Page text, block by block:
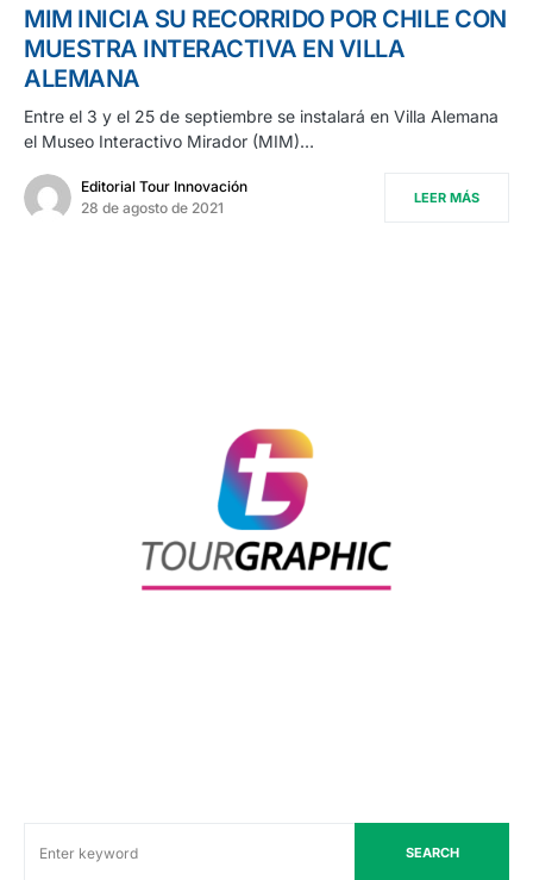
MIM INICIA SU RECORRIDO POR CHILE CON
MUESTRA INTERACTIVA EN VILLA
ALEMANA
Entre el 3 y el 25 de septiembre se instalará en Villa Alemana
el Museo Interactivo Mirador (MIM)…
Editorial Tour Innovación
28 de agosto de 2021
LEER MÁS
SEARCH